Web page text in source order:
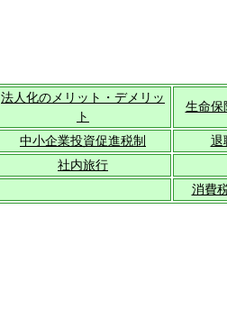
法人化のメリット・デメリッ
ト
生命保
中小企業投資促進税制
退
社内旅行
消費